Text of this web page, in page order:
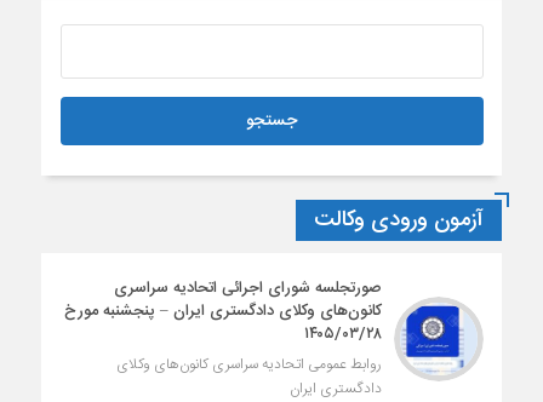
آزمون ورودی وکالت
صورتجلسه شورای اجرائی اتحادیه سراسری
کانون‌های وکلای دادگستری ایران – پنجشنبه مورخ
۱۴۰۵/۰۳/۲۸
روابط عمومی اتحادیه سراسری کانون‌های وکلای
دادگستری ایران